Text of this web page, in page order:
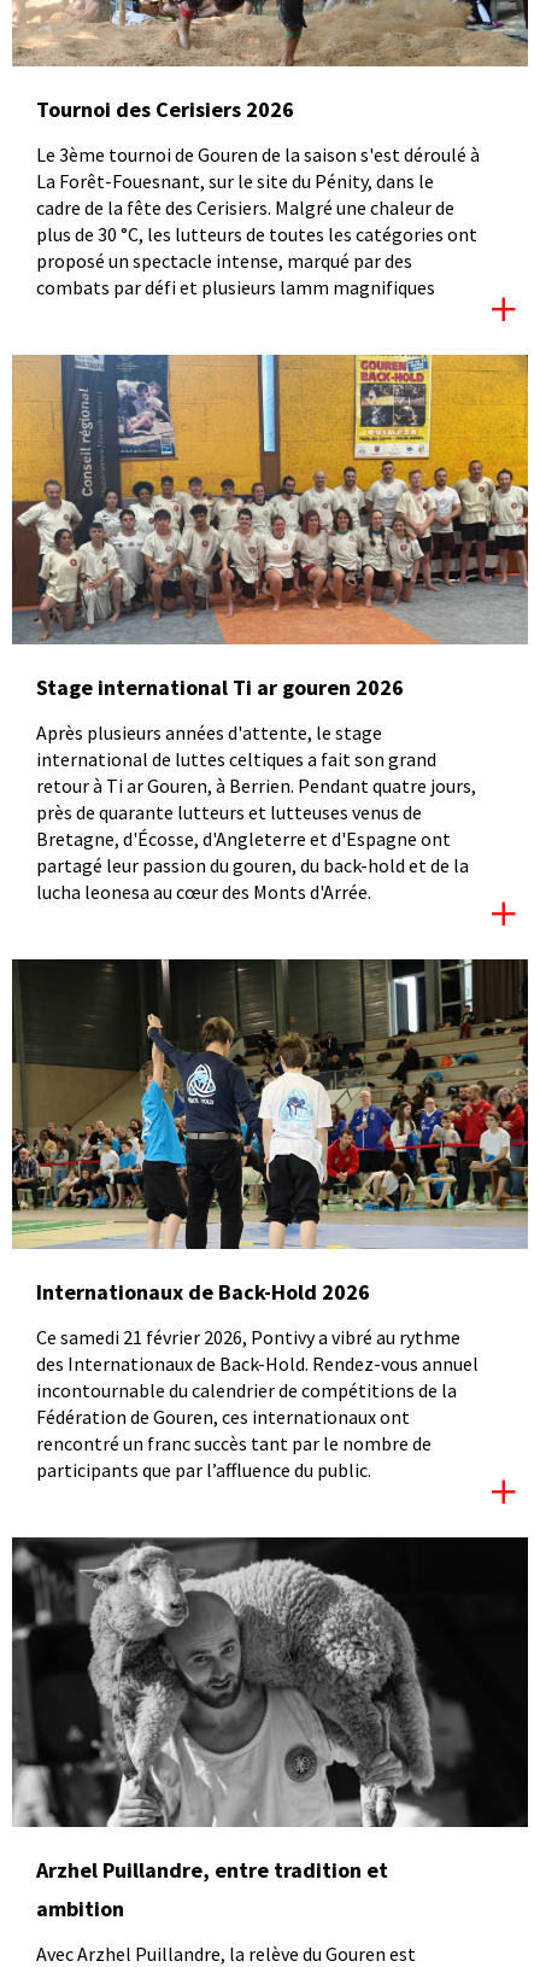
Tournoi des Cerisiers 2026
Le 3ème tournoi de Gouren de la saison s'est déroulé à
La Forêt-Fouesnant, sur le site du Pénity, dans le
cadre de la fête des Cerisiers. Malgré une chaleur de
plus de 30 °C, les lutteurs de toutes les catégories ont
proposé un spectacle intense, marqué par des
combats par défi et plusieurs lamm magnifiques
Stage international Ti ar gouren 2026
Après plusieurs années d'attente, le stage
international de luttes celtiques a fait son grand
retour à Ti ar Gouren, à Berrien. Pendant quatre jours,
près de quarante lutteurs et lutteuses venus de
Bretagne, d'Écosse, d'Angleterre et d'Espagne ont
partagé leur passion du gouren, du back-hold et de la
lucha leonesa au cœur des Monts d'Arrée.
Internationaux de Back-Hold 2026
Ce samedi 21 février 2026, Pontivy a vibré au rythme
des Internationaux de Back-Hold. Rendez-vous annuel
incontournable du calendrier de compétitions de la
Fédération de Gouren, ces internationaux ont
rencontré un franc succès tant par le nombre de
participants que par l’affluence du public.
Arzhel Puillandre, entre tradition et
ambition
Avec Arzhel Puillandre, la relève du Gouren est